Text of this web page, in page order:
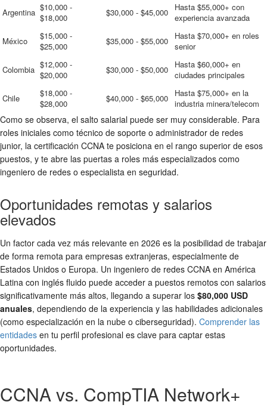
Argentina $10,000 -
$18,000
$30,000 - $45,000
Hasta $55,000+ con
experiencia avanzada
México
$15,000 -
$25,000
$35,000 - $55,000
Hasta $70,000+ en roles
senior
Colombia $12,000 -
$20,000
$30,000 - $50,000
Hasta $60,000+ en
ciudades principales
Chile
$18,000 -
$28,000
$40,000 - $65,000
Hasta $75,000+ en la
industria minera/telecom
Como se observa, el salto salarial puede ser muy considerable. Para
roles iniciales como técnico de soporte o administrador de redes
junior, la certificación CCNA te posiciona en el rango superior de esos
puestos, y te abre las puertas a roles más especializados como
ingeniero de redes o especialista en seguridad.
Oportunidades remotas y salarios
elevados
Un factor cada vez más relevante en 2026 es la posibilidad de trabajar
de forma remota para empresas extranjeras, especialmente de
Estados Unidos o Europa. Un ingeniero de redes CCNA en América
Latina con inglés fluido puede acceder a puestos remotos con salarios
significativamente más altos, llegando a superar los $80,000 USD
anuales, dependiendo de la experiencia y las habilidades adicionales
(como especialización en la nube o ciberseguridad). Comprender las
entidades en tu perfil profesional es clave para captar estas
oportunidades.
CCNA vs. CompTIA Network+